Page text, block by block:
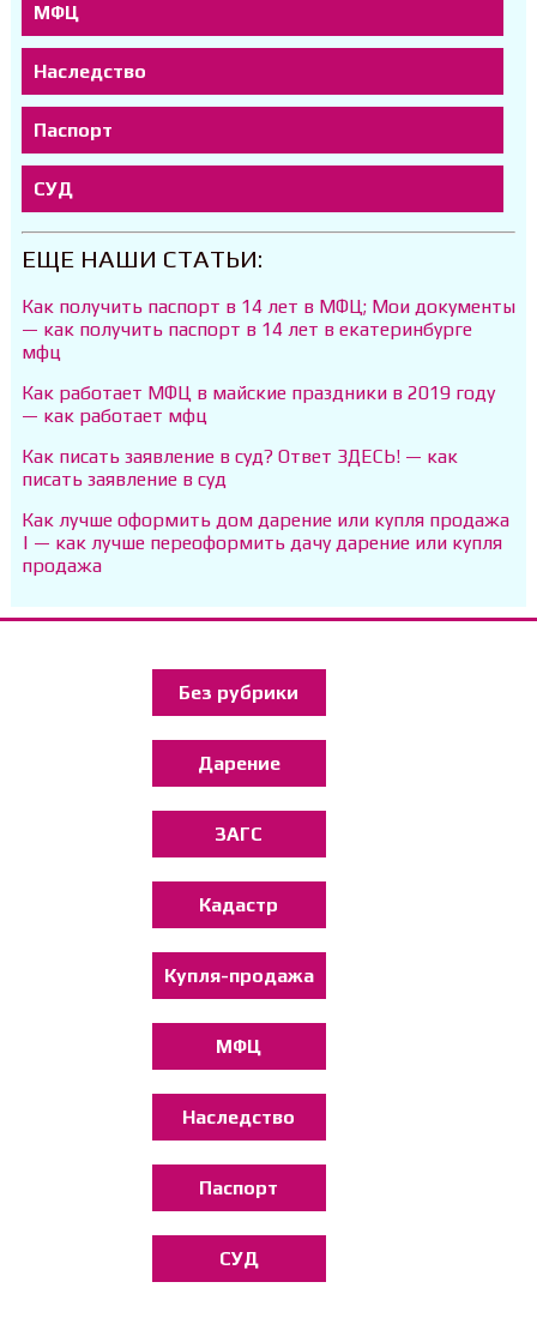
МФЦ
Наследство
Паспорт
СУД
ЕЩЕ НАШИ СТАТЬИ:
Как получить паспорт в 14 лет в МФЦ; Мои документы
— как получить паспорт в 14 лет в екатеринбурге
мфц
Как работает МФЦ в майские праздники в 2019 году
— как работает мфц
Как писать заявление в суд? Ответ ЗДЕСЬ! — как
писать заявление в суд
Как лучше оформить дом дарение или купля продажа
| — как лучше переоформить дачу дарение или купля
продажа
Без рубрики
Дарение
ЗАГС
Кадастр
Купля-продажа
МФЦ
Наследство
Паспорт
СУД